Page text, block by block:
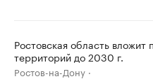
Ростовская область
территорий до 2030 г.
Ростов-на-Дону